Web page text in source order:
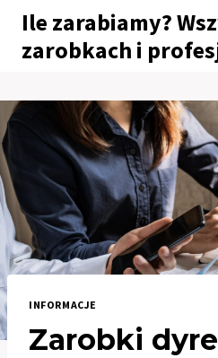
Przejdź
treści
Ile zarabiamy?
zarobkach i
INFORMACJE
Zarobki